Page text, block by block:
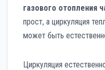
газового отопления
прост, а циркуляция
может быть
Циркуляция